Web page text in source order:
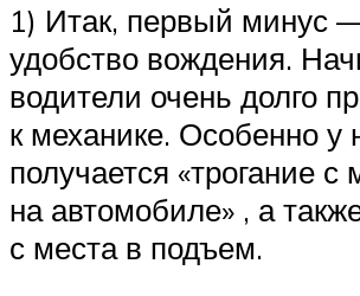
1) Итак, первый минус
удобство вождения.
водители очень долго
к механике. Особенно у
получается «трогание с
на автомобиле» , а
с места в подъем.